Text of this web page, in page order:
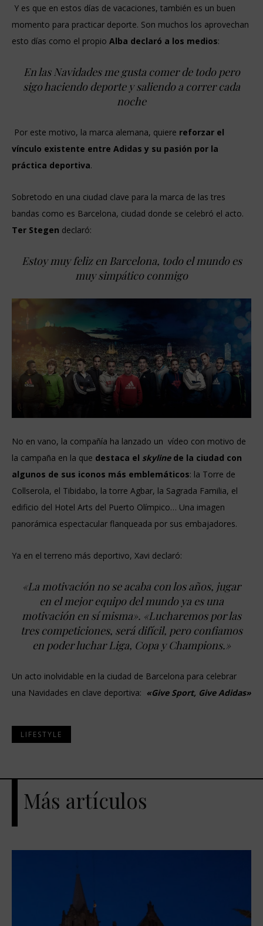
Y es que en estos días de vacaciones, también es un buen
momento para practicar deporte. Son muchos los aprovechan
esto días como el propio Alba declaró a los medios:
En las Navidades me gusta comer de todo pero
sigo haciendo deporte y saliendo a correr cada
noche
Por este motivo, la marca alemana, quiere reforzar el
vínculo existente entre Adidas y su pasión por la
práctica deportiva.
Sobretodo en una ciudad clave para la marca de las tres
bandas como es Barcelona, ciudad donde se celebró el acto.
Ter Stegen declaró:
Estoy muy feliz en Barcelona, todo el mundo es
muy simpático conmigo
No en vano, la compañía ha lanzado un vídeo con motivo de
la campaña en la que destaca el skyline de la ciudad con
algunos de sus iconos más emblemáticos: la Torre de
Collserola, el Tibidabo, la torre Agbar, la Sagrada Familia, el
edificio del Hotel Arts del Puerto Olímpico… Una imagen
panorámica espectacular flanqueada por sus embajadores.
Ya en el terreno más deportivo, Xavi declaró:
«La motivación no se acaba con los años, jugar
en el mejor equipo del mundo ya es una
motivación en sí misma». «Lucharemos por las
tres competiciones, será difícil, pero confiamos
en poder luchar Liga, Copa y Champions.»
Un acto inolvidable en la ciudad de Barcelona para celebrar
una Navidades en clave deportiva: «Give Sport, Give Adidas»
LIFESTYLE
Más artículos